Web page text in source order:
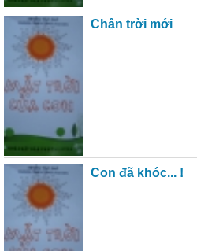
Chân trời mới
Con đã khóc... !